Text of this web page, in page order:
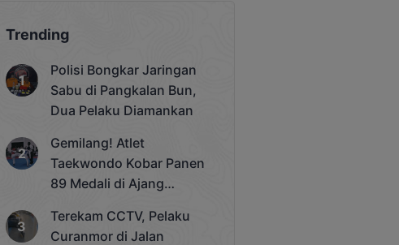
Trending
Polisi Bongkar Jaringan
Sabu di Pangkalan Bun,
Dua Pelaku Diamankan
Gemilang! Atlet
Taekwondo Kobar Panen
89 Medali di Ajang
Cup 2025
Terekam CCTV, Pelaku
Curanmor di Jalan